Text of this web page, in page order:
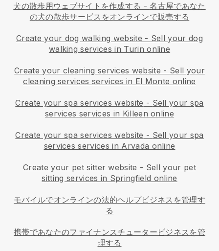
犬の散歩用ウェブサイトを作成する -名古屋であなた
の犬の散歩サービスをオンラインで販売する
Create your dog walking website - Sell your dog
walking services in Turin online
Create your cleaning services website - Sell your
cleaning services services in El Monte online
Create your spa services website - Sell your spa
services services in Killeen online
Create your spa services website - Sell your spa
services services in Arvada online
Create your pet sitter website - Sell your pet
sitting services in Springfield online
モバイルでオンラインの法的ヘルプビジネスを管理す
る
携帯であなたのファイナンスチュータービジネスを管
理する